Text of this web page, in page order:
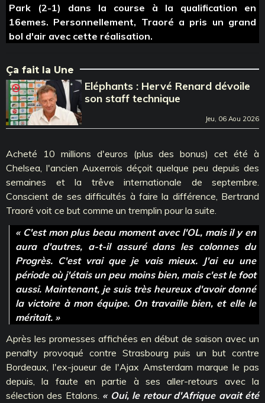
Park (2-1) dans la course à la qualification en
16emes. Personnellement, Traoré a pris un grand
bol d'air avec cette réalisation.
Ça fait la Une
Eléphants : Hervé Renard dévoile
son staff technique
Jeu, 06 Aou 2026
Acheté 10 millions d'euros (plus des bonus) cet été à
Chelsea, l'ancien Auxerrois déçoit quelque peu depuis des
semaines et la trêve internationale de septembre.
Conscient de ses difficultés à faire la différence, Bertrand
Traoré voit ce but comme un tremplin pour la suite.
« C'est mon plus beau moment avec l'OL, mais il y en
aura d'autres, a-t-il assuré dans les colonnes du
Progrès. C'est vrai que je vais mieux. J'ai eu une
période où j'étais un peu moins bien, mais c'est le foot
aussi. Maintenant, je suis très heureux d'avoir donné
la victoire à mon équipe. On travaille bien, et elle le
méritait. »
Après les promesses affichées en début de saison avec un
penalty provoqué contre Strasbourg puis un but contre
Bordeaux, l'ex-joueur de l'Ajax Amsterdam marque le pas
depuis, la faute en partie à ses aller-retours avec la
sélection des Etalons. « Oui, le retour d'Afrique avait été